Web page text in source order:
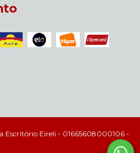
Escritório Eireli - 01665608000106 -